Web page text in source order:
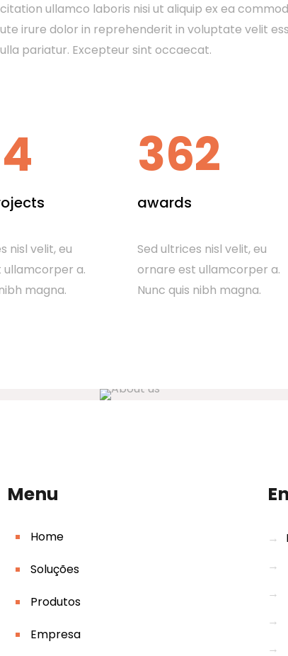
ullamco laboris nisi ut aliquip ex ea
irure dolor in reprehenderit in voluptate velit
pariatur. Excepteur sint occaecat.
nisl velit, eu
a.
magna.
362
awards
Sed ultrices nisl velit, eu
ornare est ullamcorper a.
Nunc quis nibh magna.
Menu
Home
Soluções
Produtos
Empresa
→
→
→
→
→